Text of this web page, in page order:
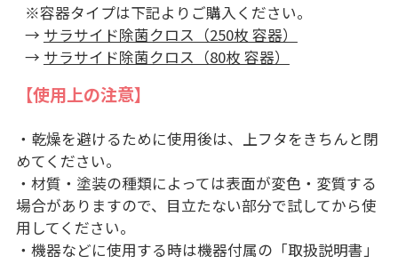
※容器タイプは下記よりご購入ください。
→ サラサイド除菌クロス（250枚 容器）
→ サラサイド除菌クロス（80枚 容器）
【使用上の注意】
・乾燥を避けるために使用後は、上フタをきちんと閉
めてください。
・材質・塗装の種類によっては表面が変色・変質する
場合がありますので、目立たない部分で試してから使
用してください。
・機器などに使用する時は機器付属の「取扱説明書」